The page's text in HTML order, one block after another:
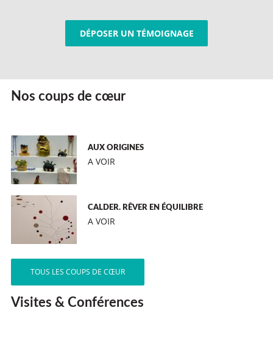
DÉPOSER UN TÉMOIGNAGE
Nos coups de cœur
AUX ORIGINES
A VOIR
CALDER. RÊVER EN ÉQUILIBRE
A VOIR
TOUS LES COUPS DE CŒUR
Visites & Conférences